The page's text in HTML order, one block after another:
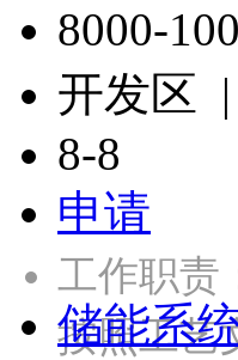
8000-
开发区
8-8
申请
工作职责
按照工
储能系